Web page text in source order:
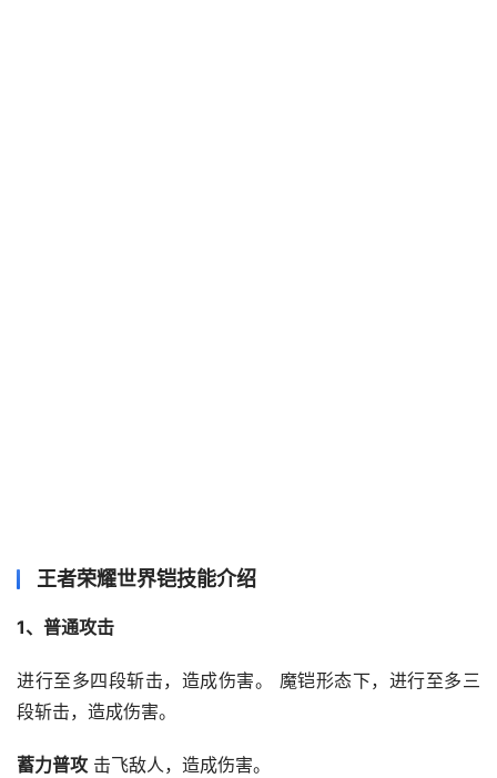
王者荣耀世界铠技能介绍
1、普通攻击
进行至多四段斩击，造成伤害。 魔铠形态下，进行至多三
段斩击，造成伤害。
蓄力普攻 击飞敌人，造成伤害。